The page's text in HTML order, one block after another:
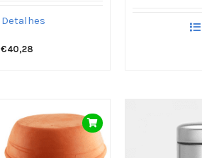
Detalhes
€40,28